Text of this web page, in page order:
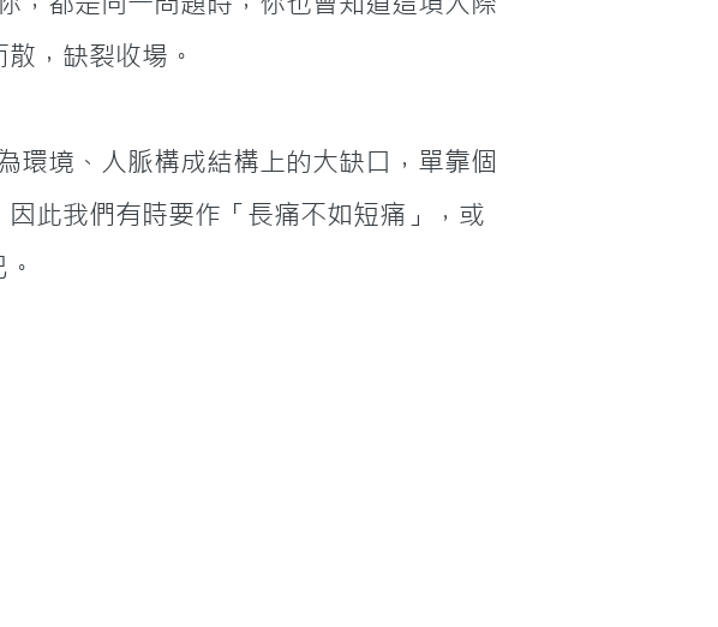
，缺裂收場。
此我們有時要作「長痛不如短痛」，或